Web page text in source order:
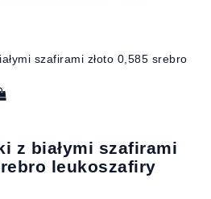
z białymi szafirami
leukoszafiry